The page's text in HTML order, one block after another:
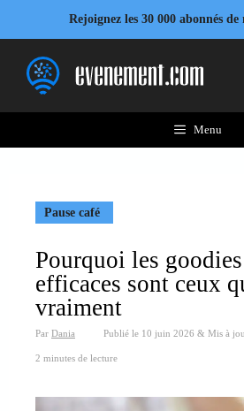
contenu
Rejoignez les 30 000 abonnés
Menu
Pause café
Pourquoi les
efficaces sont ceux
vraiment
Par Dania Publié le 10 juin 2026 & Mis à
2 minutes de lecture